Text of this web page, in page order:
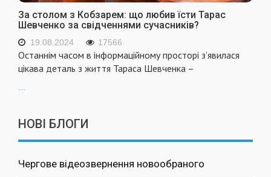
За столом з Кобзарем: що любив їсти Тарас
Шевченко за свідченнями сучасників?
19.08.2024 17566
Останнім часом в інформаційному просторі з’явилася
цікава деталь з життя Тараса Шевченка –
НОВІ БЛОГИ
Чергове відеозвернення новообраного